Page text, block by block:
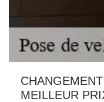
MEILLEUR